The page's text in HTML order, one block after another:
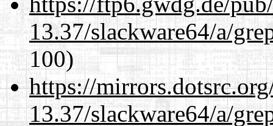
13.37/slackware64/a/
100)
https://
13.37/slackware64/a/